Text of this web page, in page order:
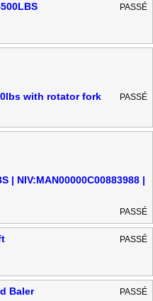
PASSÉ
with rotator fork
PASSÉ
| NIV:MAN00000C00883988 |
PASSÉ
PASSÉ
Baler
PASSÉ